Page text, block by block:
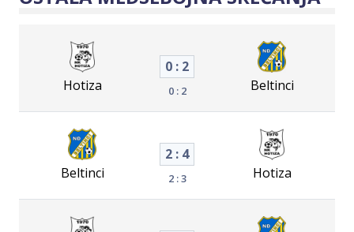
Hotiza
0 : 2
0 : 2 Beltinci
Beltinci
2 : 4
2 : 3 Hotiza